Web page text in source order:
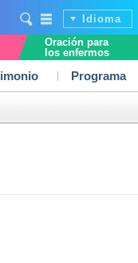
Idioma
Oración para
los enfermos
Programa